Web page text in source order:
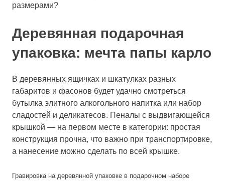
размерами?
Деревянная подарочная
упаковка: мечта папы карло
В деревянных ящичках и шкатулках разных
габаритов и фасонов будет удачно смотреться
бутылка элитного алкогольного напитка или набор
сладостей и деликатесов. Пеналы с выдвигающейся
крышкой — на первом месте в категории: простая
конструкция прочна, что важно при транспортировке,
а нанесение можно сделать по всей крышке.
Гравировка на деревянной упаковке в подарочном наборе